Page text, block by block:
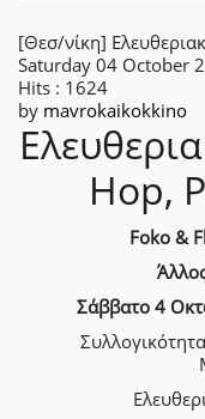
[Θεσ/νίκη]
Saturday 04 October
Hits : 1624
by mavrokaikokkino
Hop,
Foko &
Σάββατο 4